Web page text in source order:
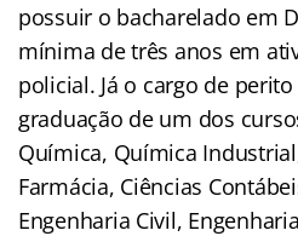
possuir o bacharelado em
mínima de três anos em
policial. Já o cargo de
graduação de um dos
Química, Química
Farmácia, Ciências
Engenharia Civil,